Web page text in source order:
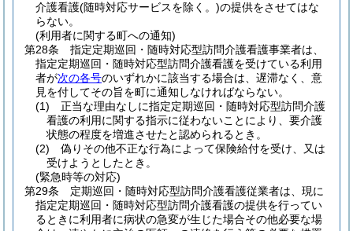
介護看護(随時対応サービスを除く。)の提供をさせてはな
らない。
(利用者に関する町への通知)
第28条
指定定期巡回・随時対応型訪問介護看護事業者は、
指定定期巡回・随時対応型訪問介護看護を受けている利用
者が次の各号のいずれかに該当する場合は、遅滞なく、意
見を付してその旨を町に通知しなければならない。
(1)
正当な理由なしに指定定期巡回・随時対応型訪問介護
看護の利用に関する指示に従わないことにより、要介護
状態の程度を増進させたと認められるとき。
(2)
偽りその他不正な行為によって保険給付を受け、又は
受けようとしたとき。
(緊急時等の対応)
第29条
定期巡回・随時対応型訪問介護看護従業者は、現に
指定定期巡回・随時対応型訪問介護看護の提供を行ってい
るときに利用者に病状の急変が生じた場合その他必要な場